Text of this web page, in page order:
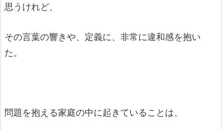
思うけれど、
その言葉の響きや、定義に、非常に違和感を抱い
た。
問題を抱える家庭の中に起きていることは、